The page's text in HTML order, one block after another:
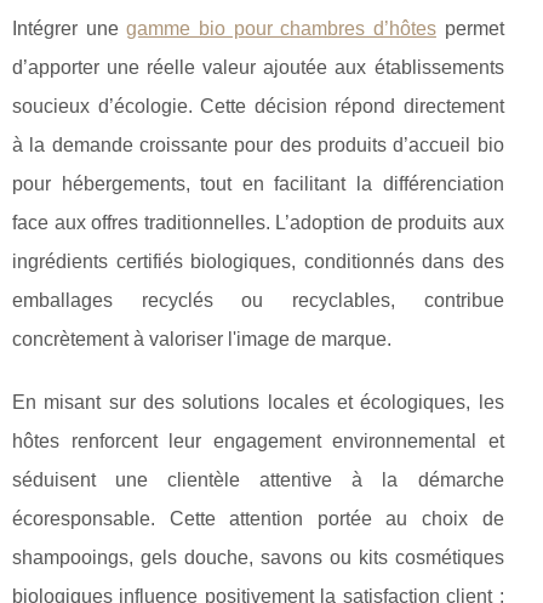
Intégrer unegamme bio pour chambres d’hôtespermet
d’apporter une réelle valeur ajoutée aux établissements
soucieux d’écologie. Cette décision répond directement
à la demande croissante pour des produits d’accueil bio
pour hébergements,tout en facilitant la différenciation
face aux offres traditionnelles. L’adoption de produits aux
ingrédients certifiés biologiques, conditionnés dans des
emballages recyclés ou recyclables, contribue
concrètement à valoriser l'image de marque.
En misant sur des solutions locales et écologiques, les
hôtes renforcent leur engagement environnemental et
séduisent une clientèle attentive à la démarche
écoresponsable. Cette attention portée au choix de
shampooings, gels douche, savons ou kits cosmétiques
biologiques influence positivement la satisfaction client :